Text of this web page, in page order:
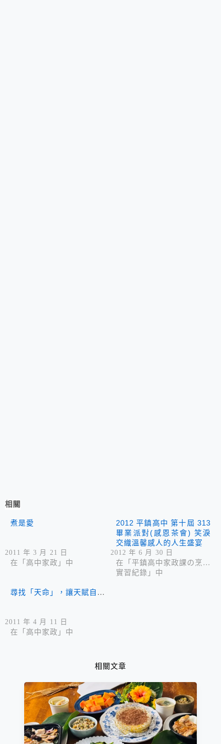
相關
煮是愛
2011 年 3 月 21 日
在「高中家政」中
2012 平鎮高中 第十屆 313
畢業派對(感恩茶會) 笑淚
交織溫馨感人的人生盛宴
2012 年 6 月 30 日
在「平鎮高中家政課の烹飪
實習紀錄」中
尋找「天命」，讓天賦自由
2011 年 4 月 11 日
在「高中家政」中
相關文章